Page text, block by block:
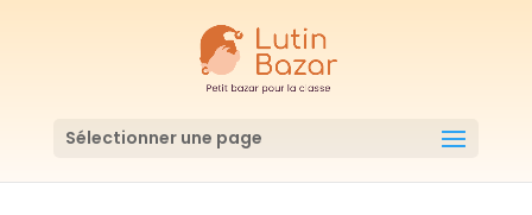
Sélectionner une page